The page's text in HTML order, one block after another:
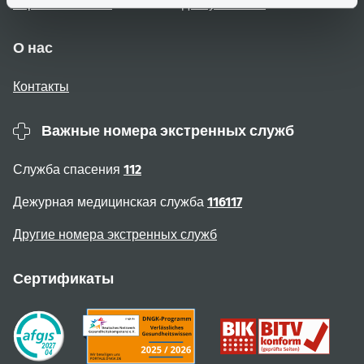
Карта веб-сайта
доступностью
О нас
Контакты
Важные номера экстренных служб
Служба спасения 112
Дежурная медицинская служба 116117
Другие номера экстренных служб
Сертификаты